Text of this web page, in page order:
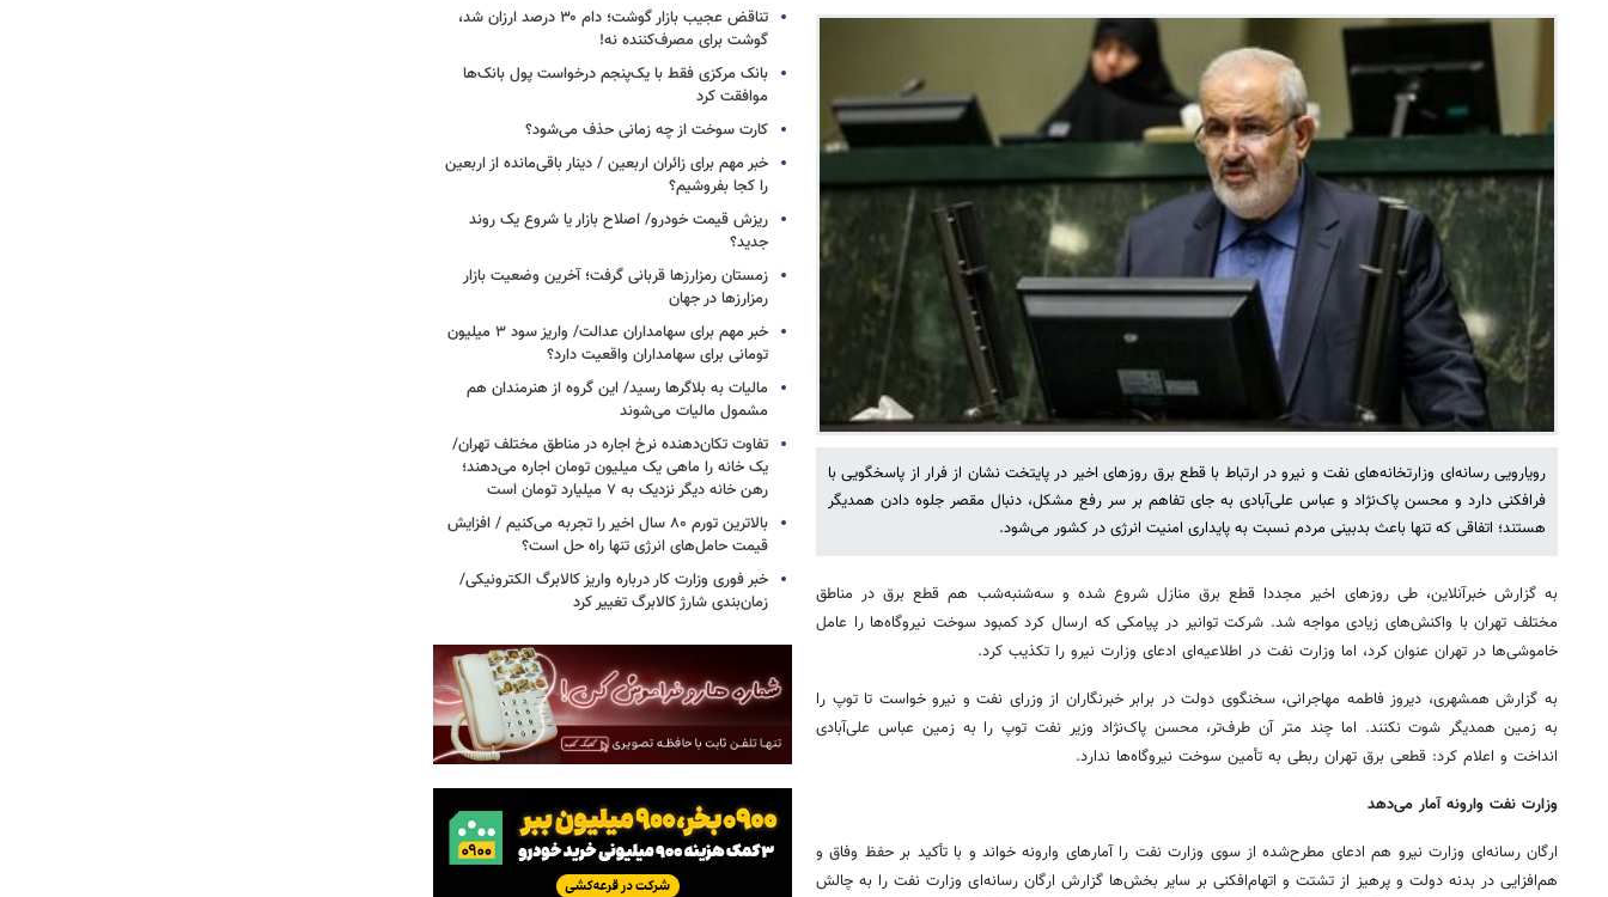
رویارویی رسانه‌ای وزارتخانه‌های نفت و نیرو در ارتباط با قطع برق روزهای اخیر در پایتخت نشان از فرار از پاسخگویی با
فرافکنی دارد و محسن پاک‌نژاد و عباس علی‌آبادی به جای تفاهم بر سر رفع مشکل، دنبال مقصر جلوه دادن همدیگر
هستند؛ اتفاقی که تنها باعث بدبینی مردم نسبت به پایداری امنیت انرژی در کشور می‌شود.
به گزارش خبرآنلاین، طی روزهای اخیر مجددا قطع برق منازل شروع شده و سه‌شنبه‌شب هم قطع برق در مناطق
مختلف تهران با واکنش‌های زیادی مواجه شد. شرکت توانیر در پیامکی که ارسال کرد کمبود سوخت نیروگاه‌ها را عامل
خاموشی‌ها در تهران عنوان کرد، اما وزارت نفت در اطلاعیه‌ای ادعای وزارت نیرو را تکذیب کرد.
به گزارش همشهری، دیروز فاطمه مهاجرانی، سخنگوی دولت در برابر خبرنگاران از وزرای نفت و نیرو خواست تا توپ را
به زمین همدیگر شوت نکنند. اما چند متر آن طرف‌تر، محسن پاک‌نژاد وزیر نفت توپ را به زمین عباس علی‌آبادی
انداخت و اعلام کرد: قطعی برق تهران ربطی به تأمین سوخت نیروگاه‌ها ندارد.
وزارت نفت وارونه آمار می‌دهد
ارگان رسانه‌ای وزارت نیرو هم ادعای مطرح‌شده از سوی وزارت نفت را آمارهای وارونه خواند و با تأکید بر حفظ وفاق و
هم‌افزایی در بدنه دولت و پرهیز از تشتت و اتهام‌افکنی بر سایر بخش‌ها گزارش ارگان رسانه‌ای وزارت نفت را به چالش
تناقض عجیب بازار گوشت؛ دام ۳۰ درصد ارزان شد،
گوشت برای مصرف‌کننده نه!
بانک مرکزی فقط با یک‌‎پنجم درخواست پول بانک‌ها
موافقت کرد
کارت سوخت از چه زمانی حذف می‌شود؟
خبر مهم برای زائران اربعین / دینار باقی‌مانده از اربعین
را کجا بفروشیم؟
ریزش قیمت خودرو/ اصلاح بازار یا شروع یک روند
جدید؟
زمستان رمزارزها قربانی گرفت؛ آخرین وضعیت بازار
رمزارزها در جهان
خبر مهم برای سهامداران عدالت/ واریز سود ۳ میلیون
تومانی برای سهامداران واقعیت دارد؟
مالیات به بلاگرها رسید/ این گروه از هنرمندان هم
مشمول مالیات می‌شوند
تفاوت تکان‌دهنده نرخ اجاره در مناطق مختلف تهران/
یک خانه را ماهی یک میلیون تومان اجاره می‌دهند؛
رهن خانه دیگر نزدیک به ۷ میلیارد تومان است
بالاترین تورم ۸۰ سال اخیر را تجربه می‌کنیم / افزایش
قیمت حامل‌های انرژی تنها راه حل است؟
خبر فوری وزارت کار درباره واریز کالابرگ الکترونیکی/
زمان‌بندی شارژ کالابرگ تغییر کرد